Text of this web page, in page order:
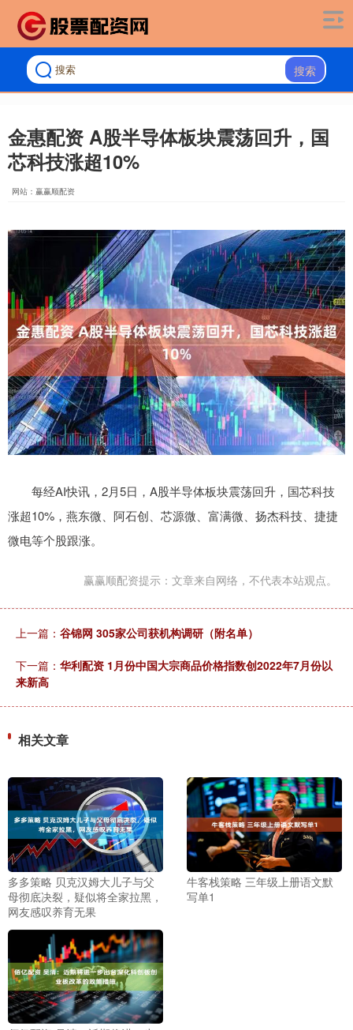
搜索
金惠配资 A股半导体板块震荡回升，国
芯科技涨超10%
网站：赢赢顺配资
每经AI快讯，2月5日，A股半导体板块震荡回升，国芯科技
涨超10%，燕东微、阿石创、芯源微、富满微、扬杰科技、捷捷
微电等个股跟涨。
赢赢顺配资提示：文章来自网络，不代表本站观点。
上一篇： 谷锦网 305家公司获机构调研（附名单）
下一篇： 华利配资 1月份中国大宗商品价格指数创2022年7月份以
来新高
相关文章
多多策略 贝克汉姆大儿子与父
母彻底决裂，疑似将全家拉黑，
网友感叹养育无果
牛客栈策略 三年级上册语文默
写单1